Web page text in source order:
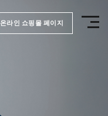
온라인 쇼핑몰 페이지